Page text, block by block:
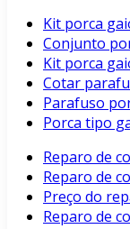
Kit porca
Conjunto
Kit porca
Cotar
Parafuso
Porca tipo
Reparo de
Reparo de
Preço do
Reparo de